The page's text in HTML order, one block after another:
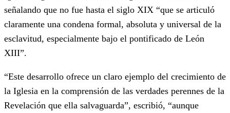
señalando que no fue hasta el siglo XIX “que se articuló
claramente una condena formal, absoluta y universal de la
esclavitud, especialmente bajo el pontificado de León
XIII”.
“Este desarrollo ofrece un claro ejemplo del crecimiento de
la Iglesia en la comprensión de las verdades perennes de la
Revelación que ella salvaguarda”, escribió, “aunque